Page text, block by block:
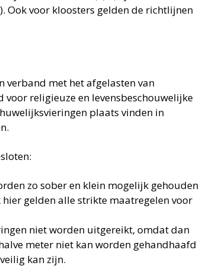
). Ook voor kloosters gelden de richtlijnen
verband met het afgelasten van
religieuze en levensbeschouwelijke
plaats vinden in
zo sober en klein mogelijk gehouden
gelden alle strikte maatregelen voor
niet worden uitgereikt, omdat dan
meter niet kan worden gehandhaafd
kan zijn.